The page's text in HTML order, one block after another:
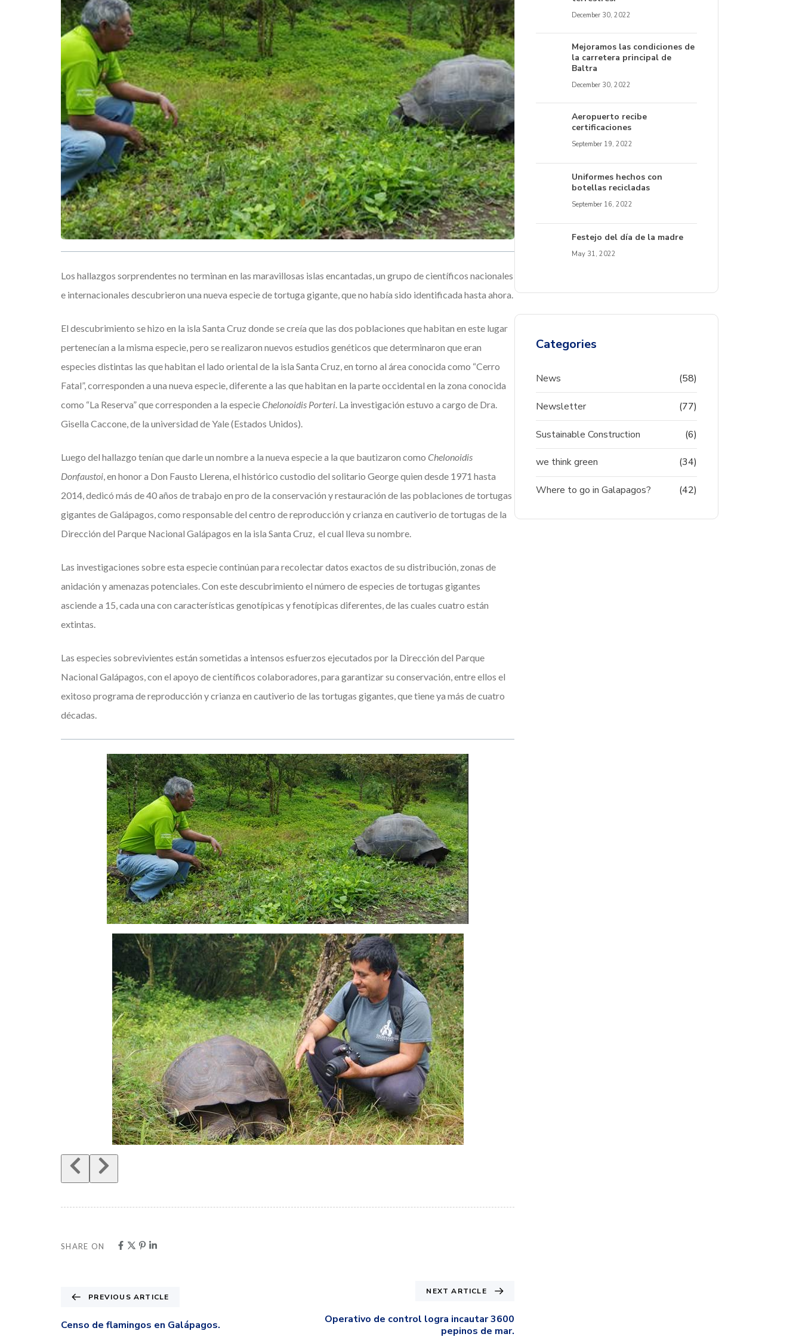
Los hallazgos sorprendentes no terminan en las maravillosas islas encantadas, un grupo de científicos nacionales
e internacionales descubrieron una nueva especie de tortuga gigante, que no había sido identificada hasta ahora.
El descubrimiento se hizo en la isla Santa Cruz donde se creía que las dos poblaciones que habitan en este lugar
pertenecían a la misma especie, pero se realizaron nuevos estudios genéticos que determinaron que eran
especies distintas las que habitan el lado oriental de la isla Santa Cruz, en torno al área conocida como “Cerro
Fatal”, corresponden a una nueva especie, diferente a las que habitan en la parte occidental en la zona conocida
como “La Reserva” que corresponden a la especieChelonoidis Porteri . La investigación estuvo a cargo de Dra.
Gisella Caccone, de la universidad de Yale (Estados Unidos).
Luego del hallazgo tenían que darle un nombre a la nueva especie a la que bautizaron como Chelonoidis
Donfaustoi , en honor a Don Fausto Llerena, el histórico custodio del solitario George quien desde 1971 hasta
2014, dedicó más de 40 años de trabajo en pro de la conservación y restauración de las poblaciones de tortugas
gigantes de Galápagos, como responsable del centro de reproducción y crianza en cautiverio de tortugas de la
Dirección del Parque Nacional Galápagos en la isla Santa Cruz, el cual lleva su nombre.
Las investigaciones sobre esta especie continúan para recolectar datos exactos de su distribución, zonas de
anidación y amenazas potenciales. Con este descubrimiento el número de especies de tortugas gigantes
asciende a 15, cada una con características genotípicas y fenotípicas diferentes, de las cuales cuatro están
extintas.
Las especies sobrevivientes están sometidas a intensos esfuerzos ejecutados por la Dirección del Parque
Nacional Galápagos, con el apoyo de científicos colaboradores, para garantizar su conservación, entre ellos el
exitoso programa de reproducción y crianza en cautiverio de las tortugas gigantes, que tiene ya más de cuatro
décadas.
SHARE ON
PREVIOUS ARTICLE
Censo de flamingos en Galápagos.
NEXT ARTICLE
Operativo de control logra incautar 3600
pepinos de mar.
December 30, 2022
Mejoramos las condiciones de
la carretera principal de
Baltra
December 30, 2022
Aeropuerto recibe
certificaciones
September 19, 2022
Uniformes hechos con
botellas recicladas
September 16, 2022
Festejo del día de la madre
May 31, 2022
Categories
News (58)
Newsletter (77)
Sustainable Construction (6)
we think green (34)
Where to go in Galapagos? (42)